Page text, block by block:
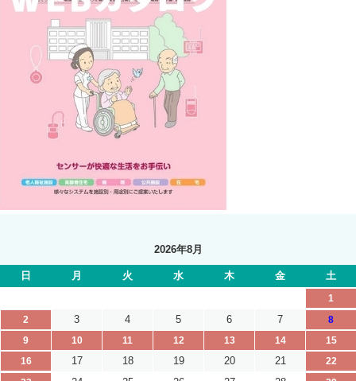
2026年8月
日 月 火 水 木 金 土
1
2
3 4 5 6 7
8
9
10 11 12 13 14
15
16
17 18 19 20 21
22